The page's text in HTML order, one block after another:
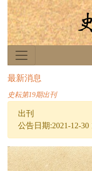
最新消息
史耘第19期出刊
出刊
公告日期:2021-12-30